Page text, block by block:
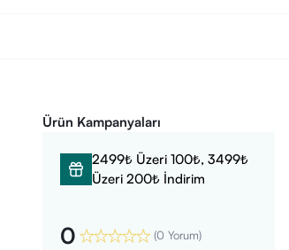
Ürün Kampanyaları
2499₺ Üzeri 100₺, 3499₺
Üzeri 200₺ İndirim
0 (0 Yorum)